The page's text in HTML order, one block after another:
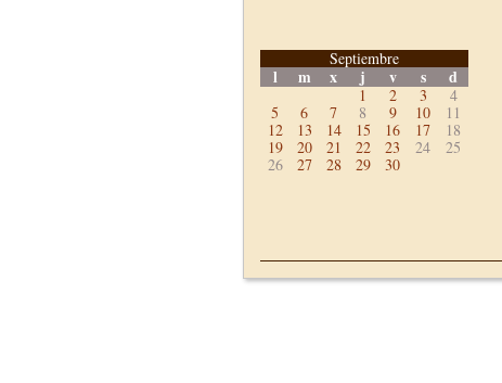
Septiembre
l m x j v s d
1 2 3
4
5
6 7 8 9 10
11
12
13 14 15 16 17
18
19
20 21 22 23 24
25
26
27 28 29 30